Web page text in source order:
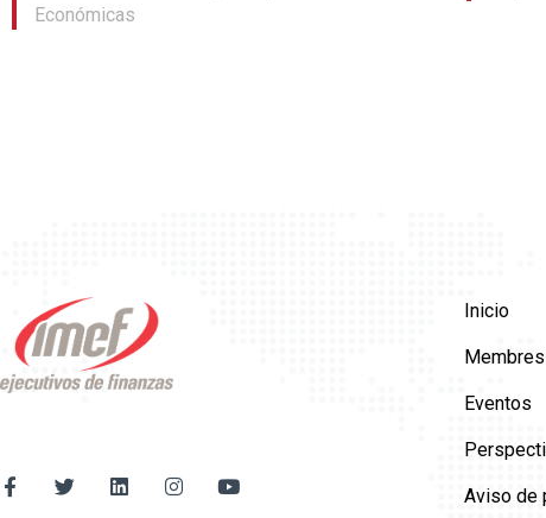
Económicas
Inicio
Eventos
Aviso de